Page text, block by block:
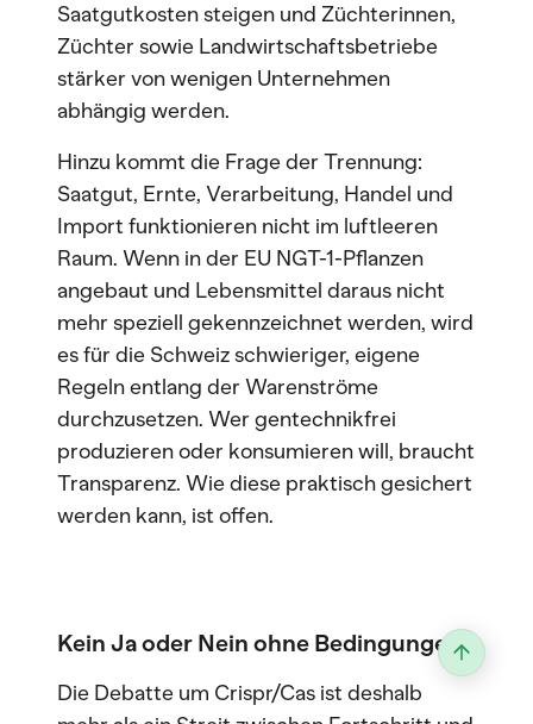
Saatgutkosten steigen und Züchterinnen,
Züchter sowie Landwirtschaftsbetriebe
stärker von wenigen Unternehmen
abhängig werden.
Hinzu kommt die Frage der Trennung:
Saatgut, Ernte, Verarbeitung, Handel und
Import funktionieren nicht im luftleeren
Raum. Wenn in der EU NGT-1-Pflanzen
angebaut und Lebensmittel daraus nicht
mehr speziell gekennzeichnet werden, wird
es für die Schweiz schwieriger, eigene
Regeln entlang der Warenströme
durchzusetzen. Wer gentechnikfrei
produzieren oder konsumieren will, braucht
Transparenz. Wie diese praktisch gesichert
werden kann, ist offen.
Kein Ja oder Nein ohne Bedingungen
Die Debatte um Crispr/Cas ist deshalb